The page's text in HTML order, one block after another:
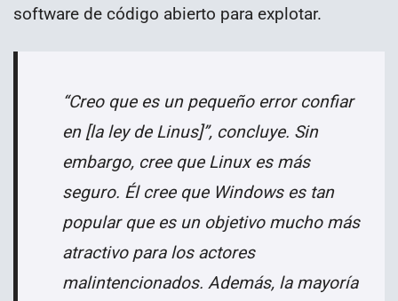
software de código abierto para explotar.
“Creo que es un pequeño error confiar
en [la ley de Linus]”, concluye. Sin
embargo, cree que Linux es más
seguro. Él cree que Windows es tan
popular que es un objetivo mucho más
atractivo para los actores
malintencionados. Además, la mayoría